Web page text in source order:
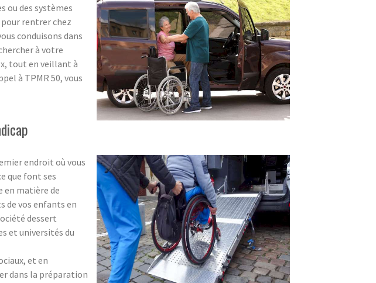
ou des systèmes
pour rentrer chez
conduisons dans
à votre
tout en veillant à
à TPMR 50, vous
endroit où vous
que font ses
en matière de
de vos enfants en
dessert
et universités du
et en
dans la préparation